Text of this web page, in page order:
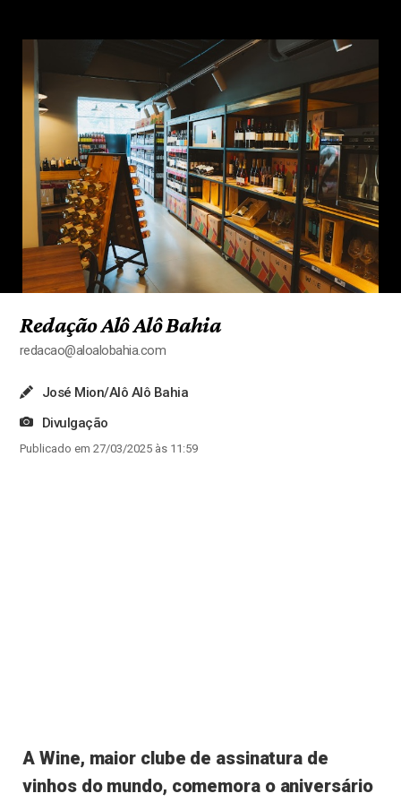
Redação Alô Alô Bahia
redacao@aloalobahia.com
José Mion/Alô Alô Bahia
Divulgação
Publicado em 27/03/2025 às 11:59
A Wine, maior clube de assinatura de
vinhos do mundo, comemora o aniversário